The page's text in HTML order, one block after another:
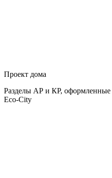
Проект дома
Разделы АР и КР, оформленные
Eco-City